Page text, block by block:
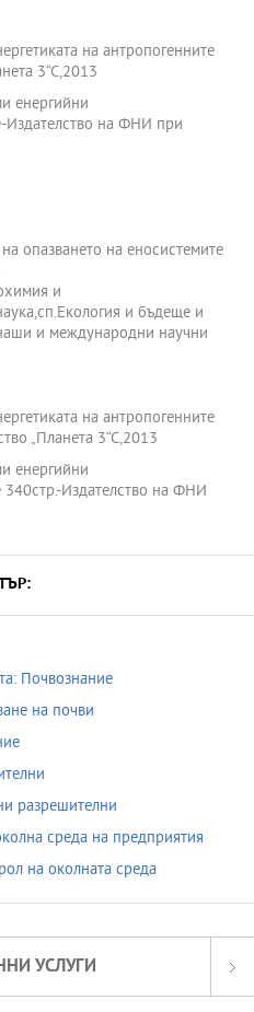
на антропогенните
3“С,2013
енергийни
Издателство на ФНИ при
опазването на еносистемите
и
и бъдеще и
и международни научни
на антропогенните
„Планета 3“С,2013
енергийни
340стр.-Издателство на ФНИ
Почвознание
на почви
разрешителни
среда на предприятия
на околната среда
УСЛУГИ